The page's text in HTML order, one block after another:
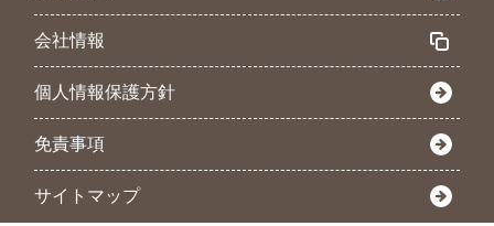
会社情報
個人情報保護方針
免責事項
サイトマップ